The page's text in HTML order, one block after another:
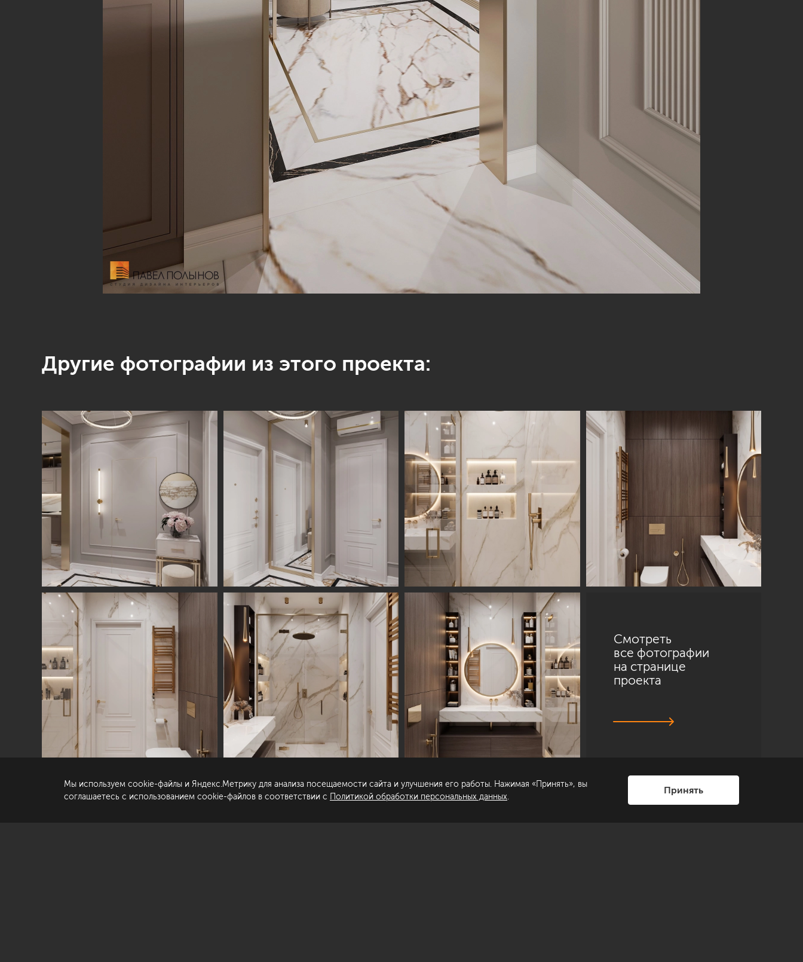
Другие фотографии из этого проекта:
Смотреть
все фотографии
на странице
проекта
Студия
О нас
Отзывы
Вакансии
Блог
Услуги
Дизайн интерьера
Комплектация
объекта
Авторский надзор
Ремонт и отделка
Информация
Портфолио
Цены
Обсудить проект
Санкт-Петербург
© «Студия Павла Полынова», 2006—2026
Копирование материалов сайта запрещено.
Согласие на обработку персональных
Политика обработки персональных данных
Сделано в
Мы используем cookie-файлы и Яндекс.Метрику для анализа посещаемости сайта и улучшения его работы. Нажимая «Принять», вы
соглашаетесь с использованием cookie-файлов в соответствии с Политикой обработки персональных данных.
Принять